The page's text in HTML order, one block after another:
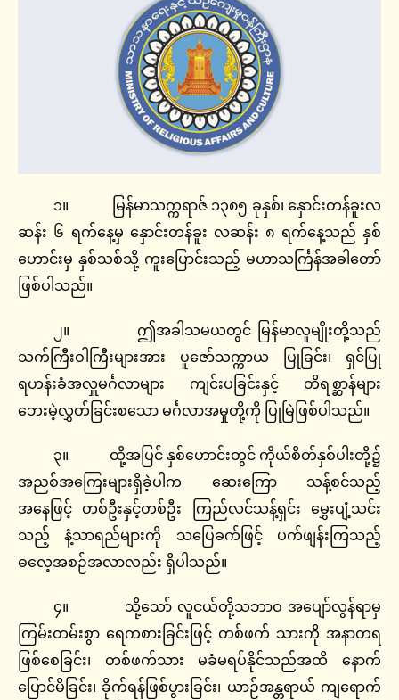
၁။ မြန်မာသက္ကရာဇ် ၁၃၈၅ ခုနှစ်၊ နှောင်းတန်ခူးလ
ဆန်း ၆ ရက်နေ့မှ နှောင်းတန်ခူး လဆန်း ၈ ရက်နေ့သည် နှစ်
ဟောင်းမှ နှစ်သစ်သို့ ကူးပြောင်းသည့် မဟာသင်္ကြန်အခါတော်
ဖြစ်ပါသည်။
၂။ ဤအခါသမယတွင် မြန်မာလူမျိုးတို့သည်
သက်ကြီးဝါကြီးများအား ပူဇော်သက္ကာယ ပြုခြင်း၊ ရှင်ပြု
ရဟန်းခံအလှူမင်္ဂလာများ ကျင်းပခြင်းနှင့် တိရစ္ဆာန်များ
ဘေးမဲ့လွှတ်ခြင်းစသော မင်္ဂလာအမှုတို့ကို ပြုမြဲဖြစ်ပါသည်။
၃။ ထို့အပြင် နှစ်ဟောင်းတွင် ကိုယ်စိတ်နှစ်ပါးတို့၌
အညစ်အကြေးများရှိခဲ့ပါက ဆေးကြော သန့်စင်သည့်
အနေဖြင့် တစ်ဦးနှင့်တစ်ဦး ကြည်လင်သန့်ရှင်း မွှေးပျံ့သင်း
သည့် နံ့သာရည်များကို သပြေခက်ဖြင့် ပက်ဖျန်းကြသည့်
ဓလေ့အစဉ်အလာလည်း ရှိပါသည်။
၄။ သို့သော် လူငယ်တို့သဘာဝ အပျော်လွန်ရာမှ
ကြမ်းတမ်းစွာ ရေကစားခြင်းဖြင့် တစ်ဖက် သားကို အနာတရ
ဖြစ်စေခြင်း၊ တစ်ဖက်သား မခံမရပ်နိုင်သည်အထိ နောက်
ပြောင်မိခြင်း၊ ခိုက်ရန်ဖြစ်ပွားခြင်း၊ ယာဉ်အန္တရာယ် ကျရောက်